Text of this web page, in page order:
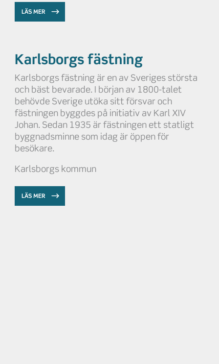
LÄS MER
Karlsborgs fästning
Karlsborgs fästning är en av Sveriges största
och bäst bevarade. I början av 1800-talet
behövde Sverige utöka sitt försvar och
fästningen byggdes på initiativ av Karl XIV
Johan. Sedan 1935 är fästningen ett statligt
byggnadsminne som idag är öppen för
besökare.
Karlsborgs kommun
LÄS MER